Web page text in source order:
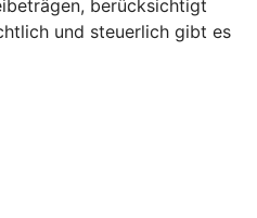
berücksichtigt
und steuerlich gibt es